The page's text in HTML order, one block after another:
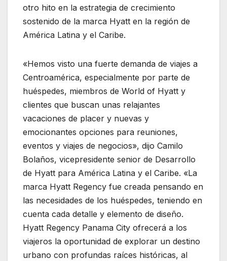
otro hito en la estrategia de crecimiento
sostenido de la marca Hyatt en la región de
América Latina y el Caribe.
«Hemos visto una fuerte demanda de viajes a
Centroamérica, especialmente por parte de
huéspedes, miembros de World of Hyatt y
clientes que buscan unas relajantes
vacaciones de placer y nuevas y
emocionantes opciones para reuniones,
eventos y viajes de negocios», dijo Camilo
Bolaños, vicepresidente senior de Desarrollo
de Hyatt para América Latina y el Caribe. «La
marca Hyatt Regency fue creada pensando en
las necesidades de los huéspedes, teniendo en
cuenta cada detalle y elemento de diseño.
Hyatt Regency Panama City ofrecerá a los
viajeros la oportunidad de explorar un destino
urbano con profundas raíces históricas, al